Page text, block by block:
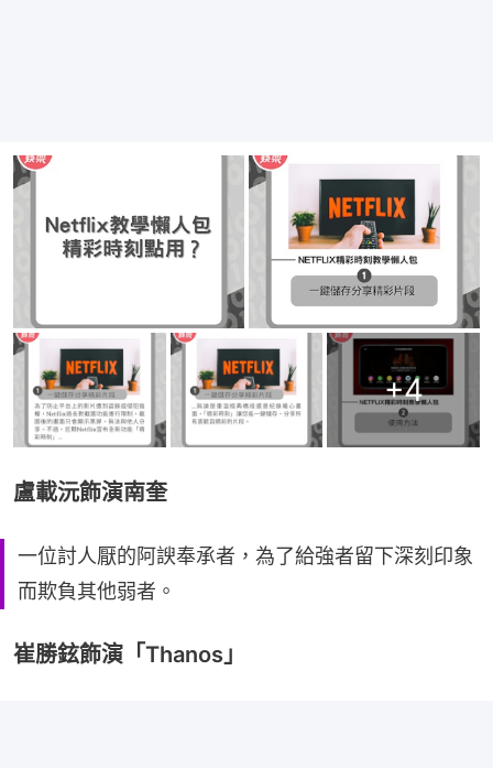
+4
盧載沅飾演南奎
一位討人厭的阿諛奉承者，為了給強者留下深刻印象
而欺負其他弱者。
崔勝鉉飾演「Thanos」